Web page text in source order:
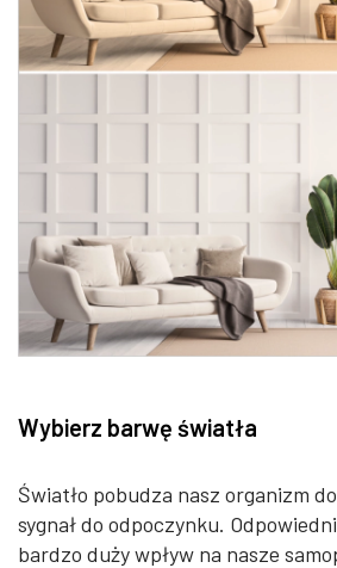
Wybierz barwę światła
Światło pobudza nasz organizm
sygnał do odpoczynku.
bardzo duży wpływ na nasze